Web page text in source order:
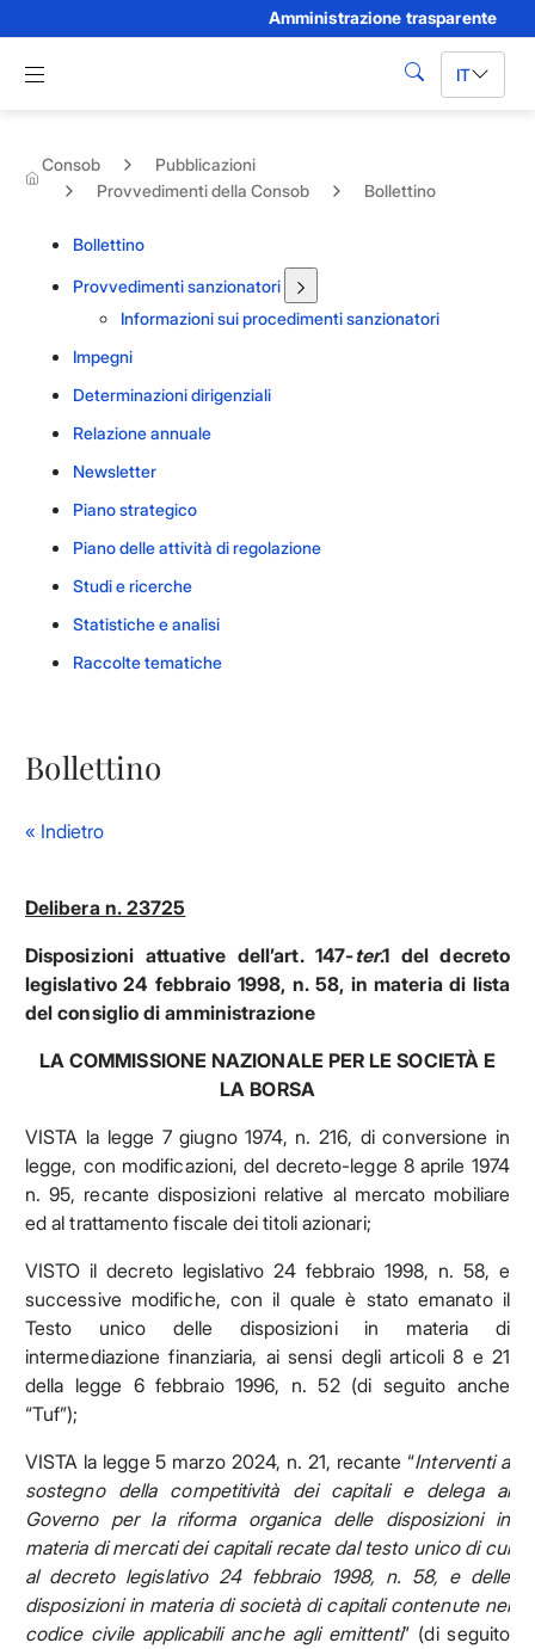
Amministrazione trasparente
Apri menu di navigazione
cerca IT
Consob
Pubblicazioni
Provvedimenti della Consob
Bollettino
Bollettino
Provvedimenti sanzionatori
Informazioni sui procedimenti sanzionatori
Impegni
Determinazioni dirigenziali
Relazione annuale
Newsletter
Piano strategico
Piano delle attività di regolazione
Studi e ricerche
Statistiche e analisi
Raccolte tematiche
Bollettino
« Indietro
Delibera n. 23725
Disposizioni attuative dell’art. 147-ter.1 del decreto
legislativo 24 febbraio 1998, n. 58, in materia di lista
del consiglio di amministrazione
LA COMMISSIONE NAZIONALE PER LE SOCIETÀ E
LA BORSA
VISTA la legge 7 giugno 1974, n. 216, di conversione in
legge, con modificazioni, del decreto-legge 8 aprile 1974
n. 95, recante disposizioni relative al mercato mobiliare
ed al trattamento fiscale dei titoli azionari;
VISTO il decreto legislativo 24 febbraio 1998, n. 58, e
successive modifiche, con il quale è stato emanato il
Testo unico delle disposizioni in materia di
intermediazione finanziaria, ai sensi degli articoli 8 e 21
della legge 6 febbraio 1996, n. 52 (di seguito anche
“Tuf”);
VISTA la legge 5 marzo 2024, n. 21, recante “Interventi a
sostegno della competitività dei capitali e delega al
Governo per la riforma organica delle disposizioni in
materia di mercati dei capitali recate dal testo unico di cui
al decreto legislativo 24 febbraio 1998, n. 58, e delle
disposizioni in materia di società di capitali contenute nel
codice civile applicabili anche agli emittenti” (di seguito